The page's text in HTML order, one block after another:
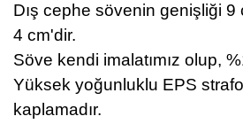
Dış cephe sövenin genişliği
4 cm'dir.
Söve kendi imalatımız olup,
Yüksek yoğunluklu EPS
kaplamadır.